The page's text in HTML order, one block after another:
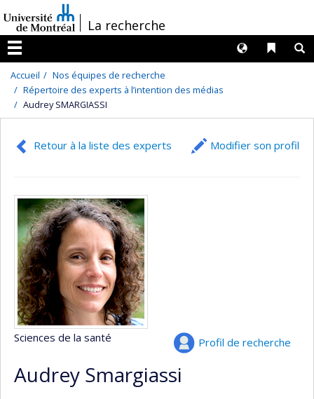
au
contenu
/La recherche
Menu
Liens
Langues
Accueil
Nos équipes de recherche
Répertoire des experts à l’intention des médias
Audrey SMARGIASSI
Retour à la liste des experts Modifier son profil
Profil de recherche
Sciences de la santé
Audrey Smargiassi